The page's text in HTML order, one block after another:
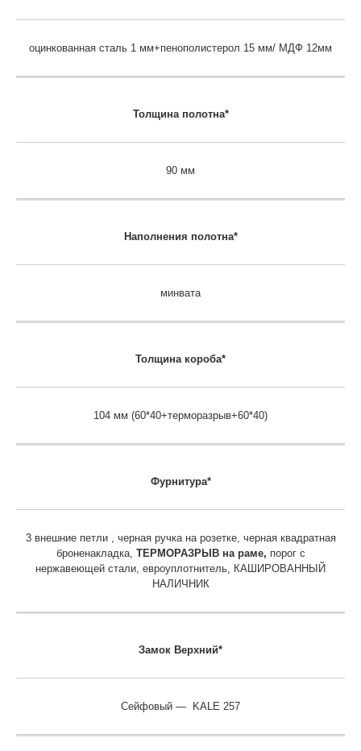
оцинкованная сталь 1 мм+пенополистерол 15 мм/ МДФ 12мм
Толщина полотна*
90 мм
Наполнения полотна*
минвата
Толщина короба*
104 мм (60*40+терморазрыв+60*40)
Фурнитура*
3 внешние петли , черная ручка на розетке, черная квадратная
броненакладка, ТЕРМОРАЗРЫВ на раме, порог с
нержавеющей стали, евроуплотнитель, КАШИРОВАННЫЙ
НАЛИЧНИК
Замок Верхний*
Сейфовый — KALE 257